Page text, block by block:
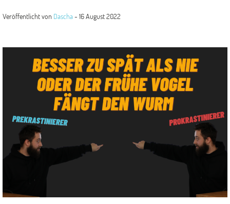
Veröffentlicht von Dascha- 16 August 2022